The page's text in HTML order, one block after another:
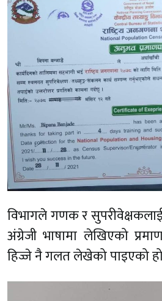
विभागले गणक र सुपरीवेक्षकलाई
अंग्रेजी भाषामा लेखिएको
हिज्जे नै गलत लेखेको पाइएको